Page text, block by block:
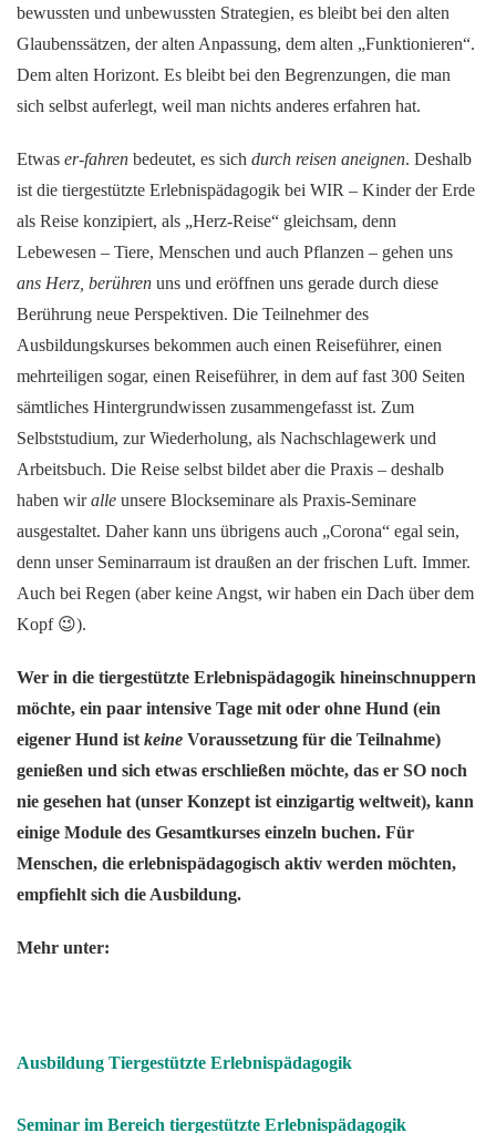
bewussten und unbewussten Strategien, es bleibt bei den alten
Glaubenssätzen, der alten Anpassung, dem alten „Funktionieren“.
Dem alten Horizont. Es bleibt bei den Begrenzungen, die man
sich selbst auferlegt, weil man nichts anderes erfahren hat.
Etwas er-fahren bedeutet, es sich durch reisen aneignen. Deshalb
ist die tiergestützte Erlebnispädagogik bei WIR – Kinder der Erde
als Reise konzipiert, als „Herz-Reise“ gleichsam, denn
Lebewesen – Tiere, Menschen und auch Pflanzen – gehen uns
ans Herz, berühren uns und eröffnen uns gerade durch diese
Berührung neue Perspektiven. Die Teilnehmer des
Ausbildungskurses bekommen auch einen Reiseführer, einen
mehrteiligen sogar, einen Reiseführer, in dem auf fast 300 Seiten
sämtliches Hintergrundwissen zusammengefasst ist. Zum
Selbststudium, zur Wiederholung, als Nachschlagewerk und
Arbeitsbuch. Die Reise selbst bildet aber die Praxis – deshalb
haben wiralle unsere Blockseminare als Praxis-Seminare
ausgestaltet. Daher kann uns übrigens auch „Corona“ egal sein,
denn unser Seminarraum ist draußen an der frischen Luft. Immer.
Auch bei Regen (aber keine Angst, wir haben ein Dach über dem
Kopf 😉).
Wer in die tiergestützte Erlebnispädagogik hineinschnuppern
möchte, ein paar intensive Tage mit oder ohne Hund (ein
eigener Hund ist keine Voraussetzung für die Teilnahme)
genießen und sich etwas erschließen möchte, das er SO noch
nie gesehen hat (unser Konzept ist einzigartig weltweit), kann
einige Module des Gesamtkurses einzeln buchen. Für
Menschen, die erlebnispädagogisch aktiv werden möchten,
empfiehlt sich die Ausbildung.
Mehr unter:
Ausbildung Tiergestützte Erlebnispädagogik
Seminar im Bereich tiergestützte Erlebnispädagogik